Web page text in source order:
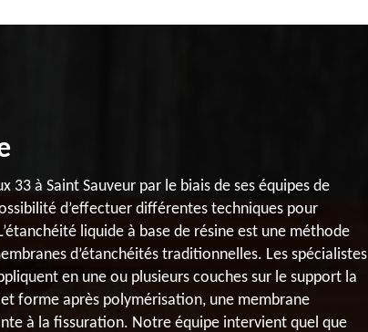
33 à Saint Sauveur par le biais de ses équipes de
d’effectuer différentes techniques pour
liquide à base de résine est une méthode
d’étanchéités traditionnelles. Les spécialistes
en une ou plusieurs couches sur le support la
forme après polymérisation, une membrane
à la fissuration. Notre équipe intervient quel que